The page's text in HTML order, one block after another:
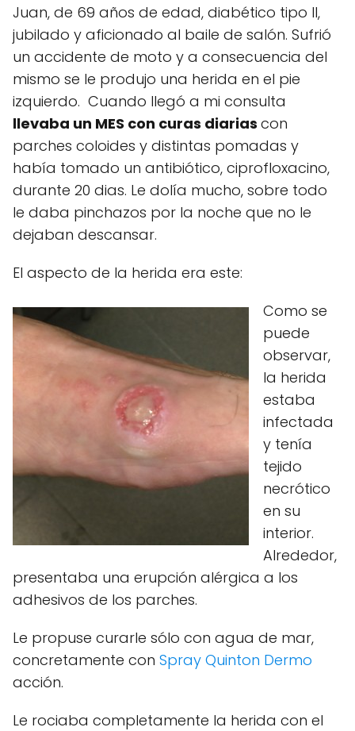
Juan, de 69 años de edad, diabético tipo II,
jubilado y aficionado al baile de salón. Sufrió
un accidente de moto y a consecuencia del
mismo se le produjo una herida en el pie
izquierdo. Cuando llegó a mi consulta
llevaba un MES con curas diarias con
parches coloides y distintas pomadas y
había tomado un antibiótico, ciprofloxacino,
durante 20 dias. Le dolía mucho, sobre todo
le daba pinchazos por la noche que no le
dejaban descansar.
El aspecto de la herida era este:
Como se
puede
observar,
la herida
estaba
infectada
y tenía
tejido
necrótico
en su
interior.
Alrededor,
presentaba una erupción alérgica a los
adhesivos de los parches.
Le propuse curarle sólo con agua de mar,
concretamente con Spray Quinton Dermo
acción.
Le rociaba completamente la herida con el